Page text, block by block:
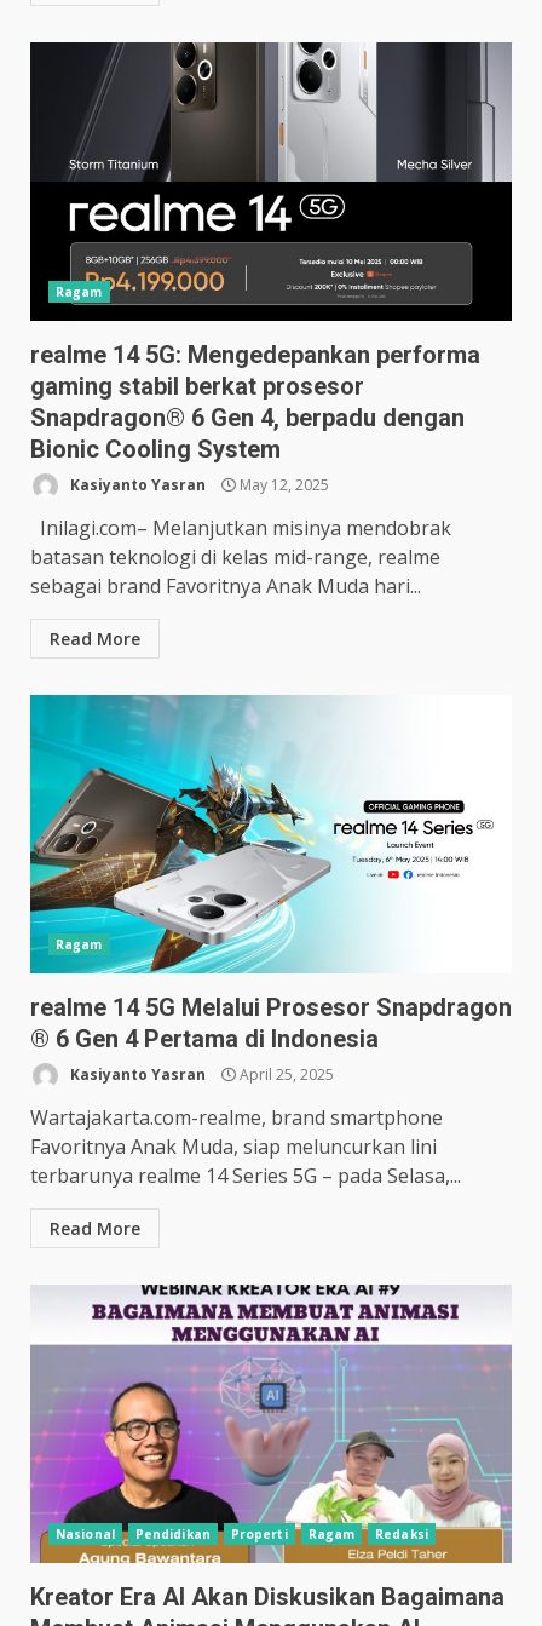
Ragam
realme 14 5G: Mengedepankan performa
gaming stabil berkat prosesor
Snapdragon® 6 Gen 4, berpadu dengan
Bionic Cooling System
Kasiyanto Yasran May 12, 2025
Inilagi.com– Melanjutkan misinya mendobrak
batasan teknologi di kelas mid-range, realme
sebagai brand Favoritnya Anak Muda hari...
Read More
Ragam
realme 14 5G Melalui Prosesor Snapdragon
® 6 Gen 4 Pertama di Indonesia
Kasiyanto Yasran April 25, 2025
Wartajakarta.com-realme, brand smartphone
Favoritnya Anak Muda, siap meluncurkan lini
terbarunya realme 14 Series 5G – pada Selasa,...
Read More
Nasional Pendidikan Properti Ragam Redaksi
Kreator Era AI Akan Diskusikan Bagaimana